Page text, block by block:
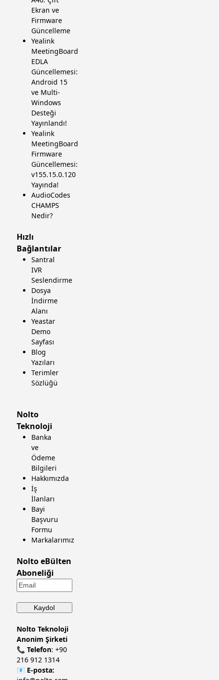
Ekran ve
Firmware
Güncelleme
Yealink
MeetingBoard
EDLA
Güncellemesi:
Android 15
ve Multi-
Windows
Desteği
Yayınlandı!
Yealink
MeetingBoard
Firmware
Güncellemesi:
v155.15.0.120
Yayında!
AudioCodes
CHAMPS
Nedir?
Hızlı
Bağlantılar
Santral
IVR
Seslendirme
Dosya
İndirme
Alanı
Yeastar
Demo
Sayfası
Blog
Yazıları
Terimler
Sözlüğü
Nolto
Teknoloji
Banka
ve
Ödeme
Bilgileri
Hakkımızda
İş
İlanları
Bayi
Başvuru
Formu
Markalarımız
Nolto eBülten
Aboneliği
Nolto Teknoloji
Anonim Şirketi
📞 Telefon: +90
216 912 1314
📧 E-posta: